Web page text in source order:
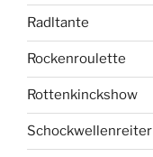
Radltante
Rockenroulette
Rottenkinckshow
Schockwellenreiter